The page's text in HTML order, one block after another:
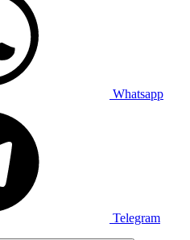
Whatsapp
Telegram